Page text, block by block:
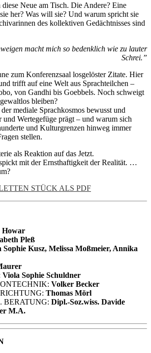
Neue am Tisch. Die Andere? Eine
her? Was will sie? Und warum spricht sie
des kollektiven Gedächtnisses sind
macht mich so bedenklich wie zu lauter
Schrei.”
zum Konferenzsaal losgelöster Zitate. Hier
trifft auf eine Welt aus Sprachteilchen –
von Gandhi bis Goebbels. Noch schweigt
bleiben?
mediale Sprachkosmos bewusst und
und Wertegefüge prägt – und warum sich
und Kulturgrenzen hinweg immer
stellen.
als Reaktion auf das Jetzt.
mit der Ernsthaftigkeit der Realität. …
STÜCK ALS PDF
Howar
Pleß
Sophie Kusz, Melissa Moßmeier, Annika
Viola Sophie Schuldner
Volker Becker
Thomas Mörl
BERATUNG: Dipl.-Soz.wiss. Davide
M.A.